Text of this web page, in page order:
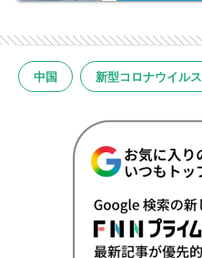
中国 新型コロナウイルス